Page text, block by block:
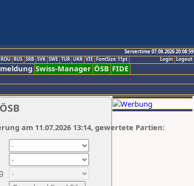
Servertime 07.08.2026 20:08:59
Logout
Login
ROU RUS SRB SVK SWE TUR UKR VIE FontSize:11pt
Swiss-Manager ÖSB FIDE
am 11.07.2026 13:14, gewertete Partien: